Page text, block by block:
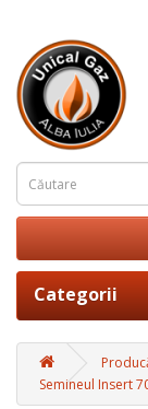
Categorii
Semineul Insert